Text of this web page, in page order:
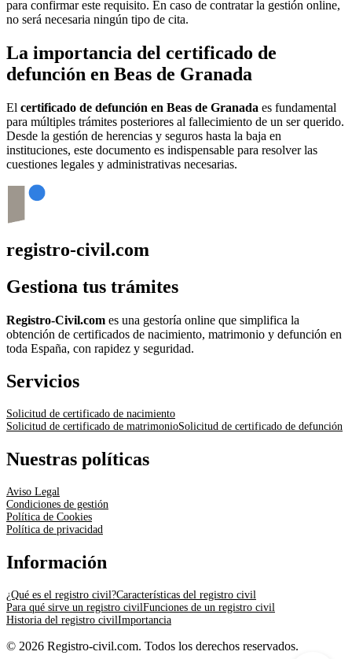
para confirmar este requisito. En caso de contratar la gestión online,
no será necesaria ningún tipo de cita.
La importancia del certificado de
defunción en Beas de Granada
El certificado de defunción en Beas de Granada es fundamental
para múltiples trámites posteriores al fallecimiento de un ser querido.
Desde la gestión de herencias y seguros hasta la baja en
instituciones, este documento es indispensable para resolver las
cuestiones legales y administrativas necesarias.
registro-civil.com
Gestiona tus trámites
Registro-Civil.com es una gestoría online que simplifica la
obtención de certificados de nacimiento, matrimonio y defunción en
toda España, con rapidez y seguridad.
Servicios
Solicitud de certificado de nacimiento
Solicitud de certificado de matrimonioSolicitud de certificado de defunción
Nuestras políticas
Aviso Legal
Condiciones de gestión
Política de Cookies
Política de privacidad
Información
¿Qué es el registro civil?Características del registro civil
Para qué sirve un registro civilFunciones de un registro civil
Historia del registro civilImportancia
© 2026 Registro-civil.com. Todos los derechos reservados.